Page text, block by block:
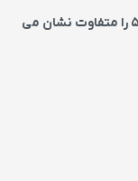
گوگل با تیزری جدید پیکسل واچ ۵ را متفاوت نشان می‌